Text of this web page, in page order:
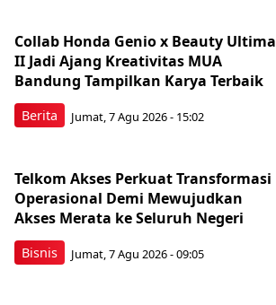
Berita
Collab Honda Genio x Beauty Ultima
II Jadi Ajang Kreativitas MUA
Bandung Tampilkan Karya Terbaik
Jumat, 7 Agu 2026 - 15:02
Bisnis
Telkom Akses Perkuat Transformasi
Operasional Demi Mewujudkan
Akses Merata ke Seluruh Negeri
Jumat, 7 Agu 2026 - 09:05